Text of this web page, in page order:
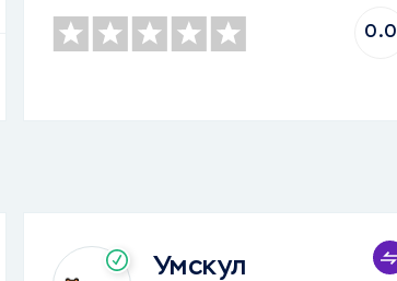
0.0
Умскул